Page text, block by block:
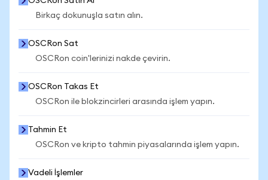
Birkaç dokunuşla satın alın.
OSCRon Sat
OSCRon coin'lerinizi nakde çevirin.
OSCRon Takas Et
OSCRon ile blokzincirleri arasında işlem yapın.
Tahmin Et
OSCRon ve kripto tahmin piyasalarında işlem yapın.
Vadeli İşlemler